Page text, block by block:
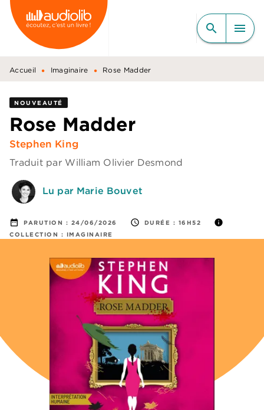
MENU RECHERCHE
CONTENU
PIED DE PAGE
search menu
Accueil • Imaginaire • Rose Madder
NOUVEAUTÉ
Rose Madder
Stephen King
Traduit par William Olivier Desmond
Lu par Marie Bouvet
date_range PARUTION : 24/06/2026 access_time DURÉE : 16H52 info
COLLECTION : IMAGINAIRE